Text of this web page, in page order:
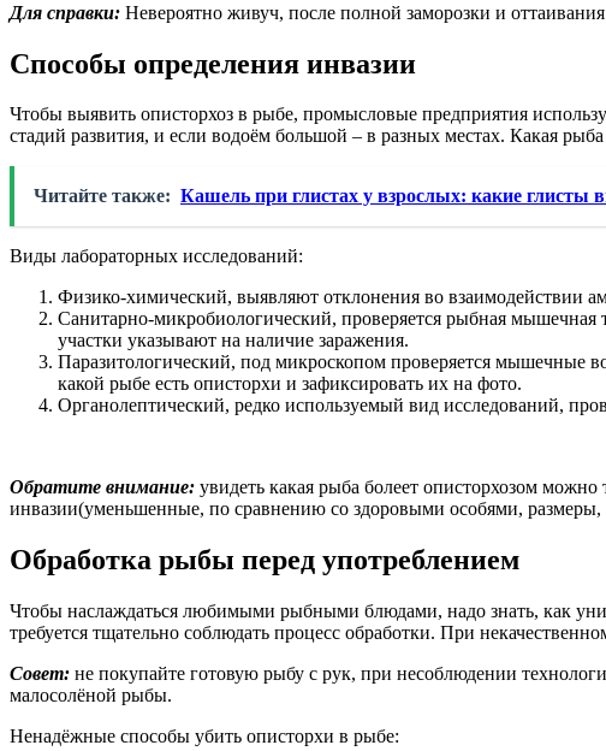
Для справки: Невероятно живуч, после полной заморозки и
Способы определения инвазии
Чтобы выявить описторхоз в рыбе, промысловые предприятия
стадий развития, и если водоём большой – в разных местах. Какая
Читайте также: Кашель при глистах у взрослых: какие
Виды лабораторных исследований:
Физико-химический, выявляют отклонения во взаимодействии
Санитарно-микробиологический, проверяется рыбная
участки указывают на наличие заражения.
Паразитологический, под микроскопом проверяется мышечные
какой рыбе есть описторхи и зафиксировать их на фото.
Органолептический, редко используемый вид исследований,
Обратите внимание: увидеть какая рыба болеет описторхозом
инвазии(уменьшенные, по сравнению со здоровыми особями, размеры,
Обработка рыбы перед употреблением
Чтобы наслаждаться любимыми рыбными блюдами, надо знать, как
требуется тщательно соблюдать процесс обработки. При
Совет: не покупайте готовую рыбу с рук, при несоблюдении
малосолёной рыбы.
Ненадёжные способы убить описторхи в рыбе: